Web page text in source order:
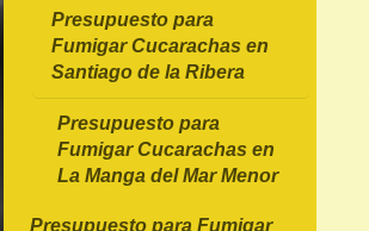
Presupuesto para
Fumigar Cucarachas en
Santiago de la Ribera
Presupuesto para
Fumigar Cucarachas en
La Manga del Mar Menor
Presupuesto para Fumigar